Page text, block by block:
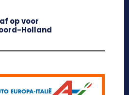
op voor
Holland